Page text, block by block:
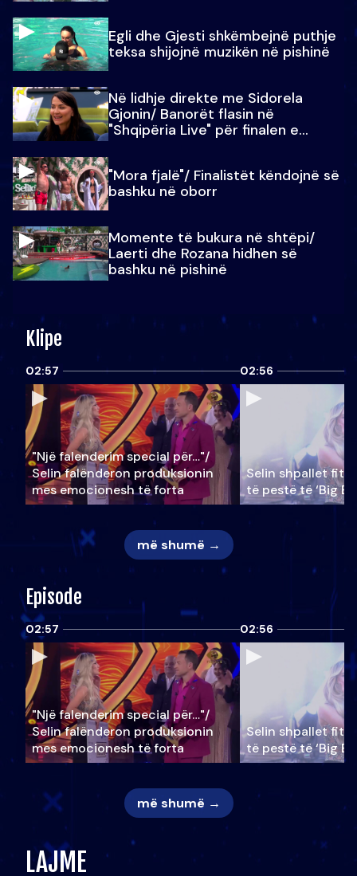
Egli dhe Gjesti shkëmbejnë puthje
teksa shijojnë muzikën në pishinë
Në lidhje direkte me Sidorela
Gjonin/ Banorët flasin në
"Shqipëria Live" për finalen e
"Mora fjalë"/ Finalistët këndojnë së
bashku në oborr
Momente të bukura në shtëpi/
Laerti dhe Rozana hidhen së
bashku në pishinë
Klipe
02:57
"Një falenderim special për…"/
Selin falënderon produksionin
mes emocionesh të forta
02:56
Selin shpallet
të pestë të ‘Big
më shumë →
Episode
02:57
"Një falenderim special për…"/
Selin falënderon produksionin
mes emocionesh të forta
02:56
Selin shpallet
të pestë të ‘Big
më shumë →
LAJME